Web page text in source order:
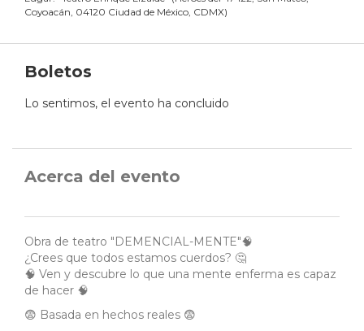
Coyoacán, 04120 Ciudad de México, CDMX)
Boletos
Lo sentimos, el evento ha concluido
Acerca del evento
Obra de teatro "DEMENCIAL-MENTE"🧠
¿Crees que todos estamos cuerdos? 🤔
🧠 Ven y descubre lo que una mente enferma es capaz
de hacer 🧠
😨 Basada en hechos reales 😨